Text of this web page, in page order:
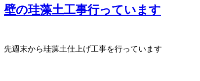
壁の珪藻土工事行っています
先週末から珪藻土仕上げ工事を行っています